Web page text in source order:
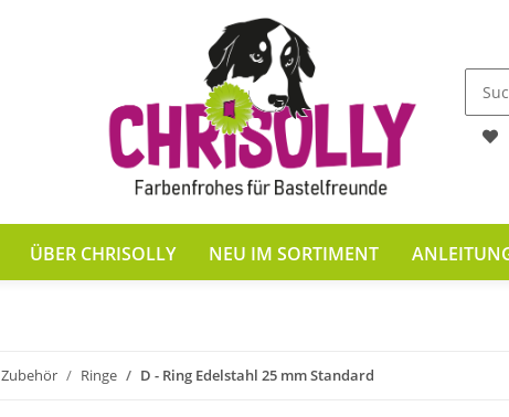
ÜBER CHRISOLLY NEU IM SORTIMENT
Zubehör Ringe D - Ring Edelstahl 25 mm Standard